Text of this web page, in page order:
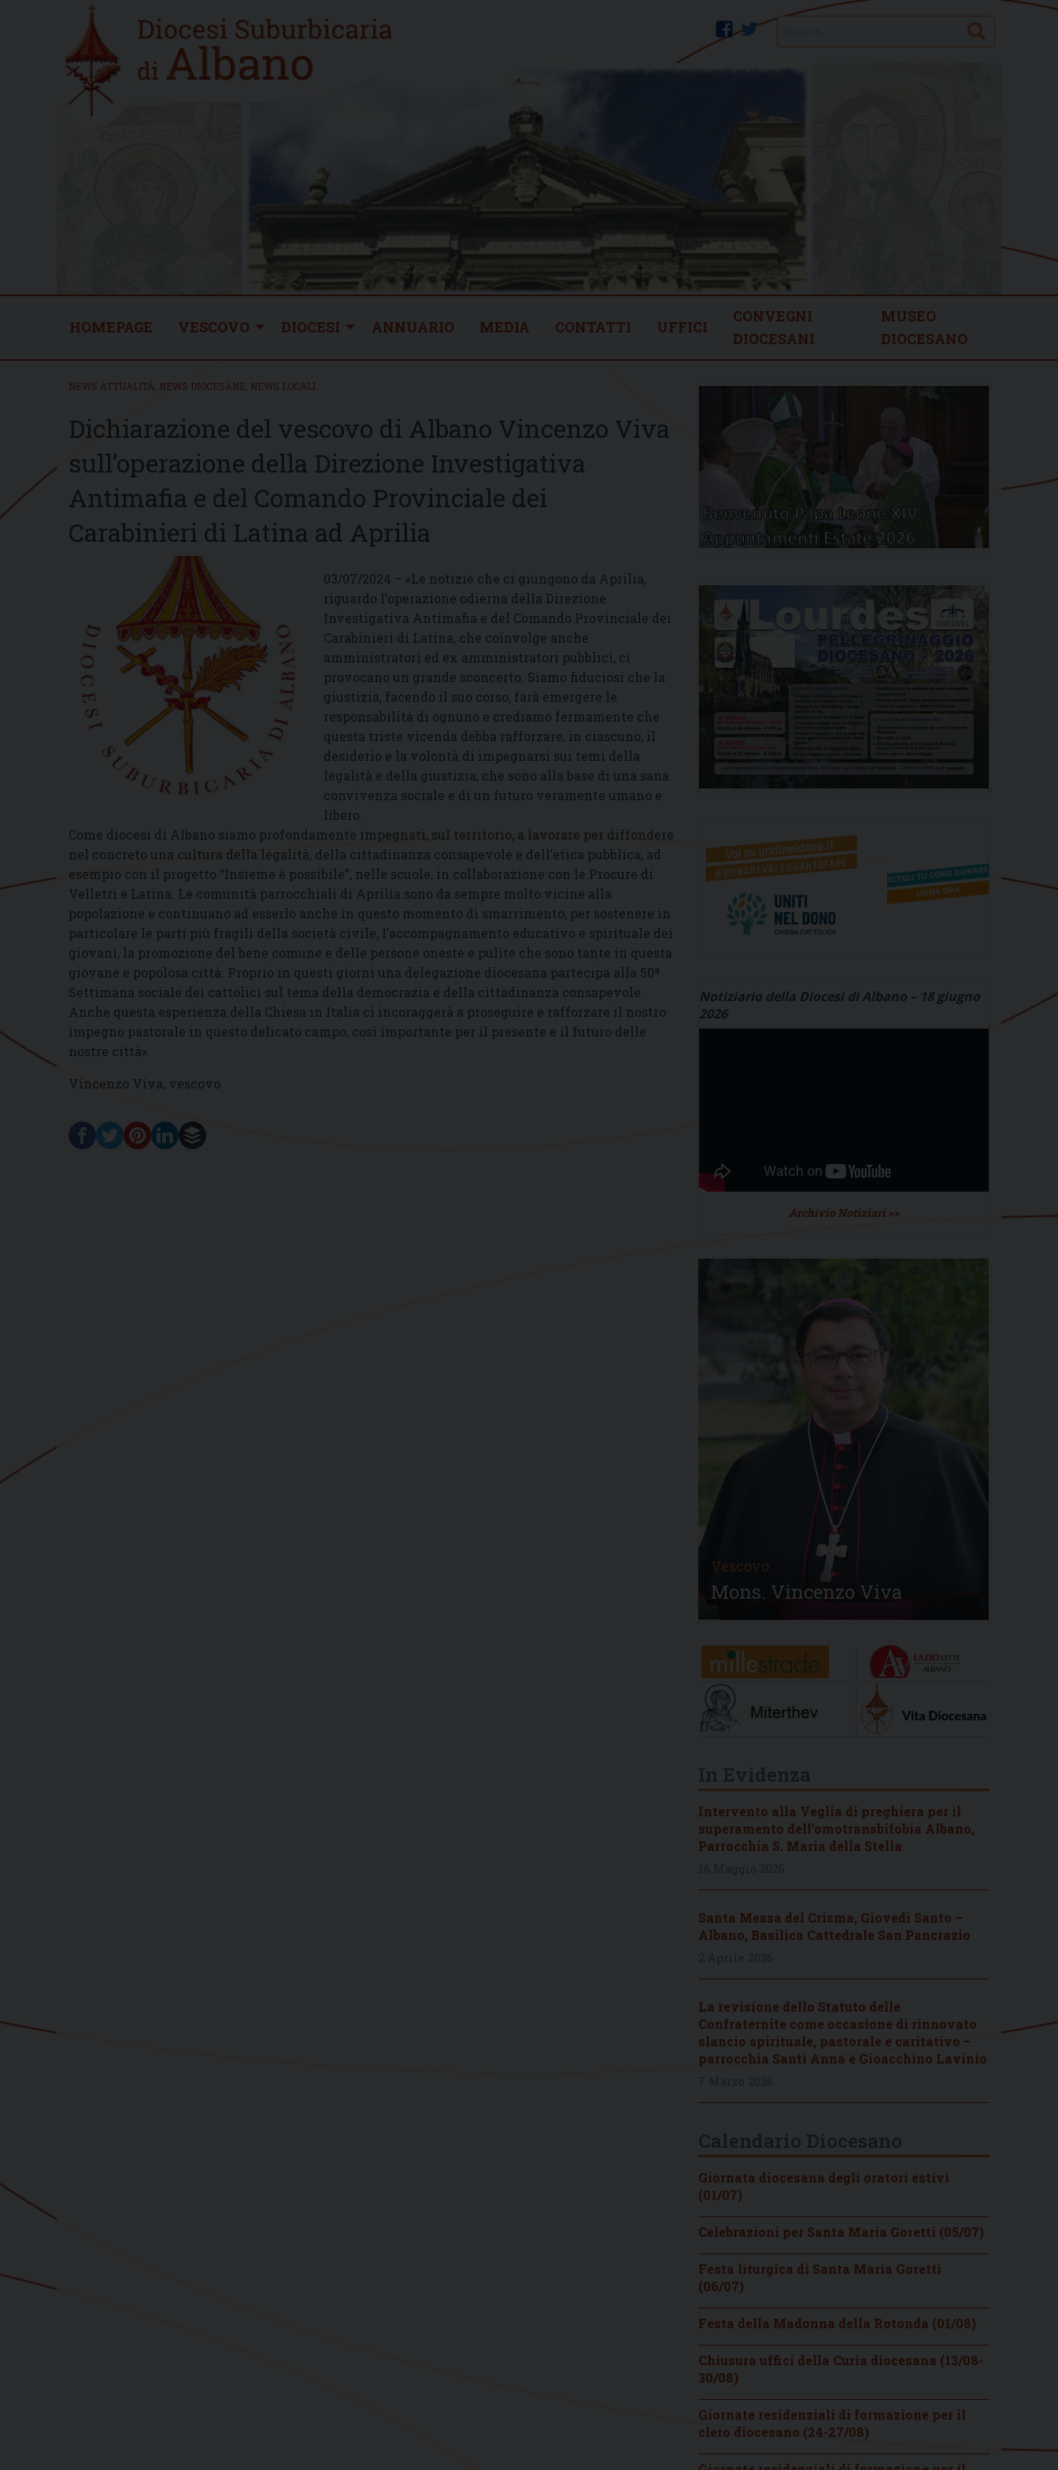
Home
new
twitter
facebook Search
HOMEPAGE VESCOVO DIOCESI ANNUARIO MEDIA CONTATTI UFFICI
CONVEGNI
DIOCESANI
MUSEO
DIOCESANO
NEWS ATTUALITÀ NEWS DIOCESANE NEWS LOCALI
Dichiarazione del vescovo di Albano Vincenzo Viva
sull’operazione della Direzione Investigativa
Antimafia e del Comando Provinciale dei
Carabinieri di Latina ad Aprilia
03/07/2024 – «Le notizie che ci giungono da Aprilia,
riguardo l’operazione odierna della Direzione
Investigativa Antimafia e del Comando Provinciale dei
Carabinieri di Latina, che coinvolge anche
amministratori ed ex amministratori pubblici, ci
provocano un grande sconcerto. Siamo fiduciosi che la
giustizia, facendo il suo corso, farà emergere le
responsabilità di ognuno e crediamo fermamente che
questa triste vicenda debba rafforzare, in ciascuno, il
desiderio e la volontà di impegnarsi sui temi della
legalità e della giustizia, che sono alla base di una sana
convivenza sociale e di un futuro veramente umano e
libero.
Come diocesi di Albano siamo profondamente impegnati, sul territorio, a lavorare per diffondere
nel concreto una cultura della legalità, della cittadinanza consapevole e dell’etica pubblica, ad
esempio con il progetto “Insieme è possibile”, nelle scuole, in collaborazione con le Procure di
Velletri e Latina. Le comunità parrocchiali di Aprilia sono da sempre molto vicine alla
popolazione e continuano ad esserlo anche in questo momento di smarrimento, per sostenere in
particolare le parti più fragili della società civile, l’accompagnamento educativo e spirituale dei
giovani, la promozione del bene comune e delle persone oneste e pulite che sono tante in questa
giovane e popolosa città. Proprio in questi giorni una delegazione diocesana partecipa alla 50ª
Settimana sociale dei cattolici sul tema della democrazia e della cittadinanza consapevole.
Anche questa esperienza della Chiesa in Italia ci incoraggerà a proseguire e rafforzare il nostro
impegno pastorale in questo delicato campo, così importante per il presente e il futuro delle
nostre città».
Vincenzo Viva, vescovo
Notiziario della Diocesi di Albano – 18 giugno
2026
Archivio Notiziari >>
Vescovo
Mons. Vincenzo Viva
Intervento alla Veglia di preghiera per il
superamento dell’omotransbifobia Albano,
Parrocchia S. Maria della Stella
Santa Messa del Crisma, Giovedì Santo –
Albano, Basilica Cattedrale San Pancrazio
La revisione dello Statuto delle
Confraternite come occasione di rinnovato
slancio spirituale, pastorale e caritativo –
parrocchia Santi Anna e Gioacchino Lavinio
Giornata diocesana degli oratori estivi
(01/07)
Celebrazioni per Santa Maria Goretti (05/07)
Festa liturgica di Santa Maria Goretti
(06/07)
Festa della Madonna della Rotonda (01/08)
Chiusura uffici della Curia diocesana (13/08-
30/08)
Giornate residenziali di formazione per il
clero diocesano (24-27/08)